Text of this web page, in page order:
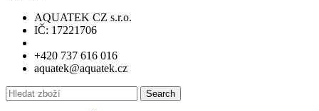
AQUATEK CZ s.r.o.
IČ: 17221706
+420 737 616 016
aquatek@aquatek.cz
Search